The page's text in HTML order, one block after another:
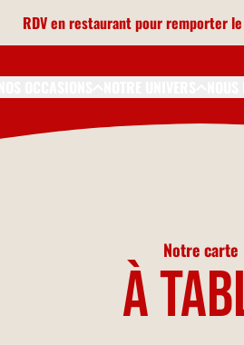
RDV en restaurant pour remporter
Notre carte
à